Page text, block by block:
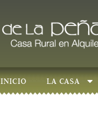
INICIO LA CASA